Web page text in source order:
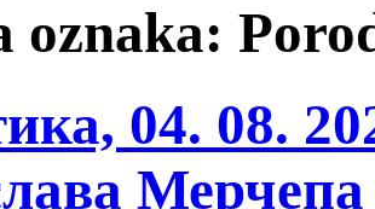
oznaka:
04. 08.